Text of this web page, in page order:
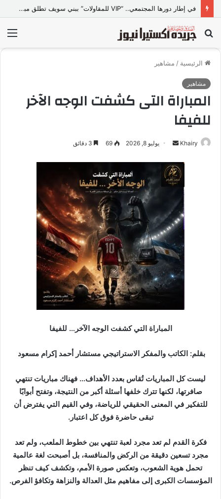
في إطار دورها المجتمعي.. “VIP للمقاولات” ببني سويف تطلق مبادرة “تعالي أقدم على تصالح” بالمجان
بحث
عن
الرئيسية / مشاهير
مشاهير
المباراة التى كشفت الوجه الآخر
للفيفا
Khairy
س
ل
ي
د
إ
ل
ك
و
ي
يوليو 8, 2026 69
المباراة التي كشفت الوجه الآخر… للفيفا
بقلم: الكاتب والمفكر الاستراتيجي مستشار أحمد إكرام مسعود
ليست كل المباريات تُقاس بعدد الأهداف… فهناك مباريات تنتهي
صافرتها، لكنها تترك خلفها أسئلة أكبر من النتيجة، وتفتح أبوابًا
للتفكير في المعنى الحقيقي للرياضة، وفي القيم التي يفترض أن
تبقى حاضرة فوق كل اعتبار.
فكرة القدم لم تعد مجرد لعبة تنتهي بين خطوط الملعب، ولم تعد
مجرد تسعين دقيقة من الركض والمنافسة، بل أصبحت لغة عالمية
تحمل هوية الشعوب، وتعكس صورة الأمم، وتكشف كيف تنظر
المؤسسات الكبرى إلى مفاهيم مثل العدالة والنزاهة وتكافؤ الفرص.